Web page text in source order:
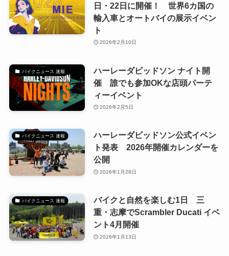
日・22日に開催！ 世界6カ国の
輸入車とオートバイの展示イベン
ト
2026年2月10日
バイクニュース 速報
ハーレーダビッドソン ナイト開
催 誰でも参加OKな店頭パーテ
ィーイベント
2026年2月5日
バイクニュース 速報
ハーレーダビッドソン公式イベン
ト発表 2026年開催カレンダーを
公開
2026年1月28日
バイクニュース 速報
バイクと自然を楽しむ1日 三
重・志摩でScrambler Ducati イベ
ント4月開催
2026年1月13日